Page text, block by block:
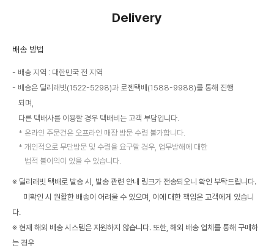
Delivery
배송 방법
배송 지역 : 대한민국 전 지역
배송은 딜리래빗(1522-5298)과 로젠택배(1588-9988)를 통해 진행
되며,
다른 택배사를 이용할 경우 택배비는 고객 부담입니다.
온라인 주문건은 오프라인 매장 방문 수령 불가합니다.
개인적으로 무단방문 및 수령을 요구할 경우, 업무방해에 대한
법적 불이익이 있을 수 있습니다.
※ 딜리래빗 택배로 발송 시, 발송 관련 안내 링크가 전송되오니 확인 부탁드립니다.
미확인 시 원활한 배송이 어려울 수 있으며, 이에 대한 책임은 고객에게 있습니
다.
※ 현재 해외 배송 시스템은 지원하지 않습니다. 또한, 해외 배송 업체를 통해 구매하
는 경우